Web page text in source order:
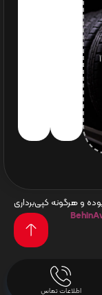
اطلاعات تماس
و هرگونه کپی‌برداری